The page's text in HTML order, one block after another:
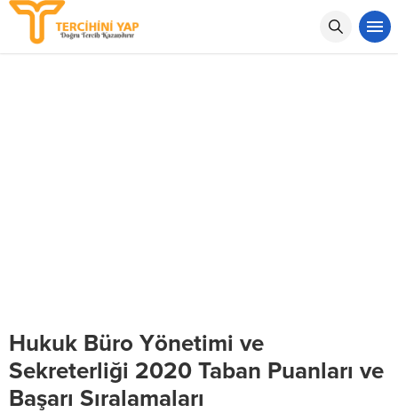
Hukuk Büro Yönetimi ve
Sekreterliği 2020 Taban Puanları ve
Başarı Sıralamaları